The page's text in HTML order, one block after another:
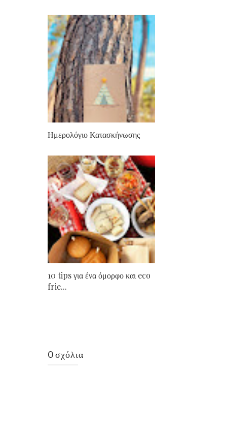
Ημερολόγιο Κατασκήνωσης
10 tips για ένα όμορφο και eco
frie...
0 σχόλια